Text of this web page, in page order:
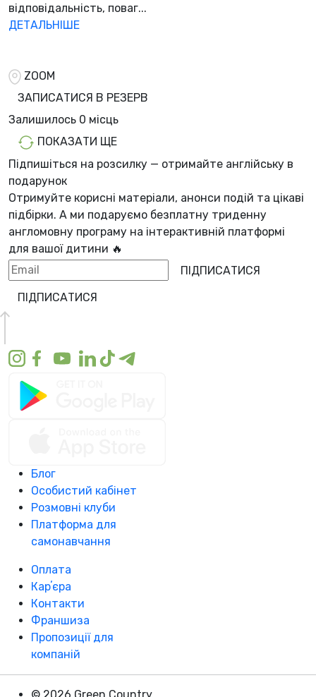
відповідальність, поваг...
ДЕТАЛЬНІШЕ
ZOOM
ЗАПИСАТИСЯ В РЕЗЕРВ
Залишилось 0 місць
ПОКАЗАТИ ЩЕ
Підпишіться на розсилку — отримайте англійську в
подарунок
Отримуйте корисні матеріали, анонси подій та цікаві
підбірки. А ми подаруємо безплатну триденну
англомовну програму на інтерактивній платформі
для вашої дитини 🔥
ПІДПИСАТИСЯ
ПІДПИСАТИСЯ
Блог
Особистий кабінет
Розмовні клуби
Платформа для
самонавчання
Оплата
Карʼєра
Контакти
Франшиза
Пропозиції для
компаній